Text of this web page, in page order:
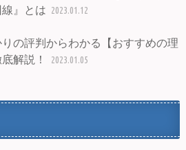
』とは 2023.01.12
の評判からわかる【おすすめの理
解説！
2023.01.05